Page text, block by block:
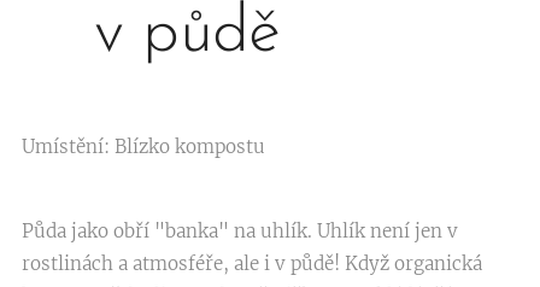
v půdě
Umístění: Blízko kompostu
Půda jako obří "banka" na uhlík. Uhlík není jen v
rostlinách a atmosféře, ale i v půdě! Když organická